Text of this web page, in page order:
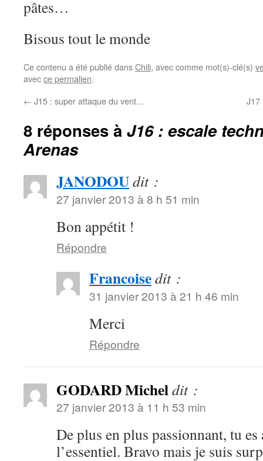
pâtes…
Bisous tout le monde
Ce contenu a été publié dansChili, avec comme mot(s)-clé(s)
avecce permalien.
← J15 : super attaque du vent… J17
8 réponses à J16 : escale
Arenas
JANODOUdit :
27 janvier 2013 à 8 h 51 min
Bon appétit !
Répondre
Francoisedit :
31 janvier 2013 à 21 h 46 min
Merci
Répondre
GODARD Micheldit :
27 janvier 2013 à 11 h 53 min
De plus en plus passionnant, tu
l’essentiel. Bravo mais je suis